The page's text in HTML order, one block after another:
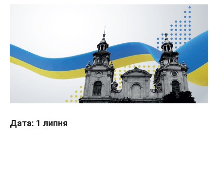
Дата: 1 липня